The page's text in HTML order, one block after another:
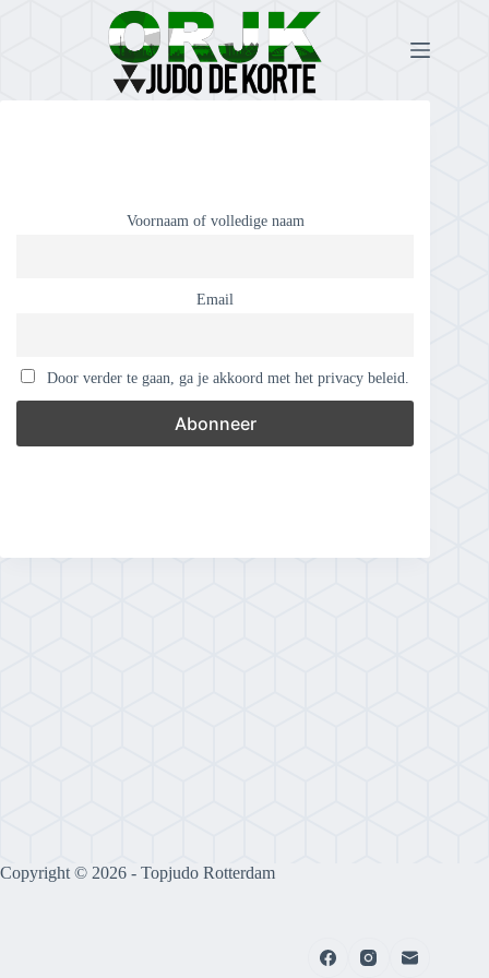
Voornaam of volledige naam
Email
Door verder te gaan, ga je akkoord met het privacy beleid.
Copyright © 2026 - Topjudo Rotterdam